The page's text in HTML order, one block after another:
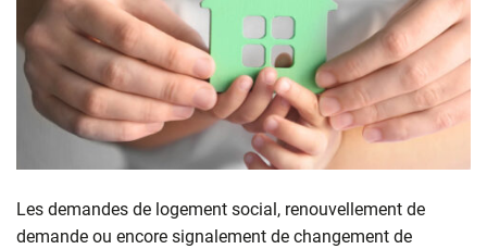
Les demandes de logement social, renouvellement de
demande ou encore signalement de changement de